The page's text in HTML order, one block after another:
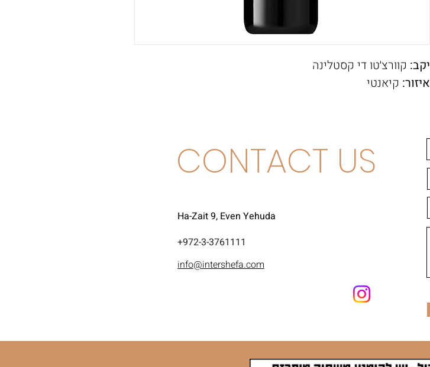
יקב: קוורצ׳טו די קסטלינה
איזור: קיאנטי
CONTACT US
Ha-Zait 9, Even Yehuda
972-3-3761111+
info@intershefa.com